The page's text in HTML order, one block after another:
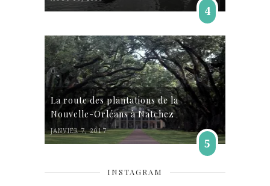
4
La route des plantations de la
Nouvelle-Orléans à Natchez
JANVIER 7, 2017
5
INSTAGRAM